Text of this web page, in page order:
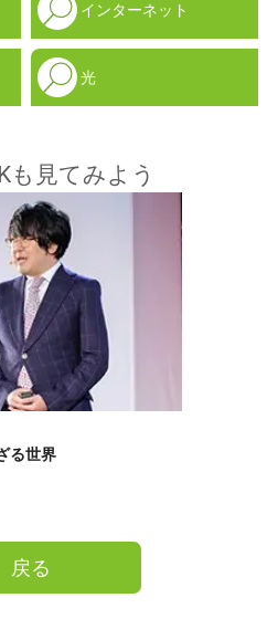
インターネット
光
も見てみよう
る世界
戻る